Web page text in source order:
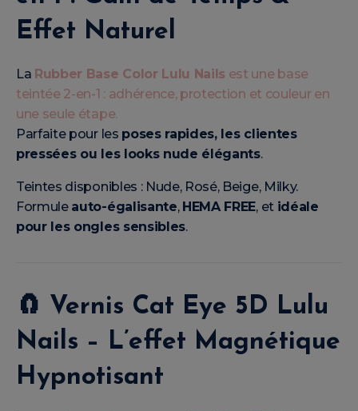
Effet Naturel
La Rubber Base Color Lulu Nails est une base
teintée 2-en-1 : adhérence, protection et couleur en
une seule étape.
Parfaite pour les poses rapides, les clientes
pressées ou les looks nude élégants.
Teintes disponibles : Nude, Rosé, Beige, Milky.
Formule auto-égalisante, HEMA FREE, et idéale
pour les ongles sensibles.
🧲 Vernis Cat Eye 5D Lulu
Nails – L’effet Magnétique
Hypnotisant